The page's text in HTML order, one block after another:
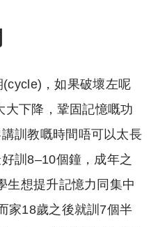
，如果破壞左呢
下降，鞏固記憶嘅功
訓教嘅時間唔可以太長
訓8–10個鐘，成年之
生想提升記憶力同集中
家18歲之後就訓7個半